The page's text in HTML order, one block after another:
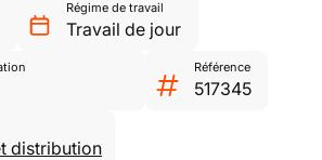
Régime de travail
Travail de jour
Référence
517345
distribution